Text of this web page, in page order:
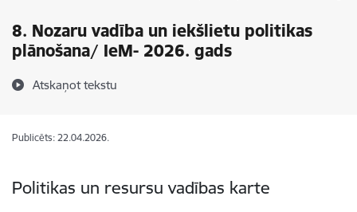
8. Nozaru vadība un iekšlietu politikas
plānošana/ IeM- 2026. gads
Atskaņot tekstu
Publicēts: 22.04.2026.
Politikas un resursu vadības karte